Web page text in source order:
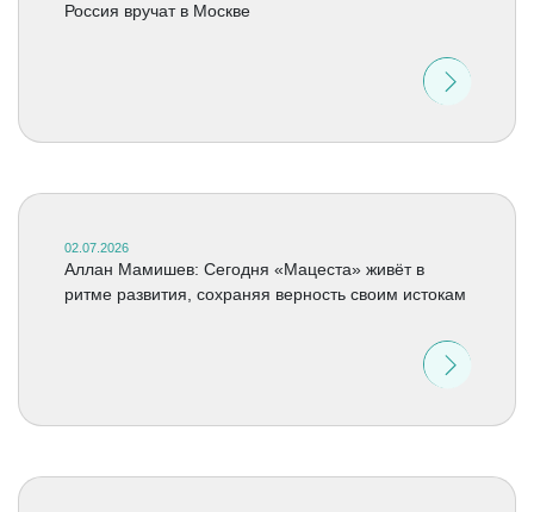
Россия вручат в Москве
02.07.2026
Аллан Мамишев: Сегодня «Мацеста» живёт в
ритме развития, сохраняя верность своим истокам